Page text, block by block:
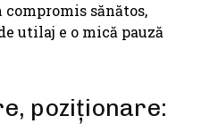
sănătos,
utilaj e o mică pauză
poziționare: